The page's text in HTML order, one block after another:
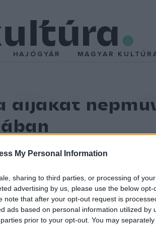
My Personal Information
sharing to third parties, or processing of
advertising by us, please use the below opt-
note that after your opt-out request is
ads based on personal information utilized by
prior to your opt-out. You may
HAJÓGYÁR MAGYAR
díjakat
előadóművész,
kategóriában pénteken
docense, valamint Gattyán
adta át.
év alatti díjazottat választott ki, akik